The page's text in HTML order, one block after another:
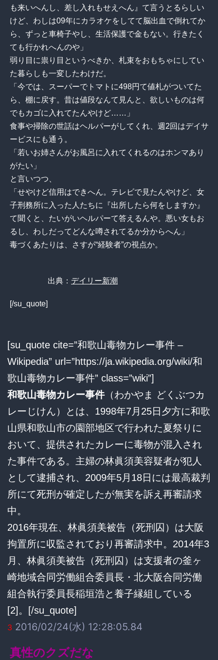
も来いへんし、差し入れもせえへん』て言うとるらしい
けど、わしは09年にカラオケをしてて脳出血で倒れてか
ら、ずっと車椅子やし、生活保護で金もない。行きたく
ても行かれへんのや」
弱り目に祟り目というべきか、札束をおもちゃにしてい
た暮らしも一変したわけだ。
「今では、スーパーでトマトに498円て値札がついてた
ら、棚に戻す。昔は値段なんて見んと、欲しいものは何
でもカゴに入れてたんやけど……」
食事や掃除の世話はヘルパーがしてくれ、週2回はデイサ
ービスにも通う。
「若いお姉さんがお風呂に入れてくれるのはホンマあり
がたい」
と言いつつ、
「せやけど信用はできへん。テレビで見たんやけど、女
子刑務所に入った人たちに『出所したら何をしますか』
て聞くと、たいがいヘルパーて答えるんや。悪い女もお
るし、わしだってどんな噂されてるか分からへん」
毒づくあたりは、さすが“経験者”の視点か。
出典： デイリー新潮
[/su_quote]
[su_quote cite=”和歌山毒物カレー事件 –
Wikipedia” url=”https://ja.wikipedia.org/wiki/和
歌山毒物カレー事件” class=”wiki”]
和歌山毒物カレー事件（わかやま どくぶつカ
レーじけん）とは、1998年7月25日夕方に和歌
山県和歌山市の園部地区で行われた夏祭りに
おいて、提供されたカレーに毒物が混入され
た事件である。主婦の林眞須美容疑者が犯人
として逮捕され、2009年5月18日には最高裁判
所にて死刑が確定したが無実を訴え再審請求
中。
2016年現在、林眞須美被告（死刑囚）は大阪
拘置所に収監されており再審請求中。2014年3
月、林眞須美被告（死刑囚）は支援者の釜ヶ
崎地域合同労働組合委員長・北大阪合同労働
組合執行委員長稲垣浩と養子縁組している
[2]。[/su_quote]
3 2016/02/24(水) 12:28:05.84
真性のクズだな